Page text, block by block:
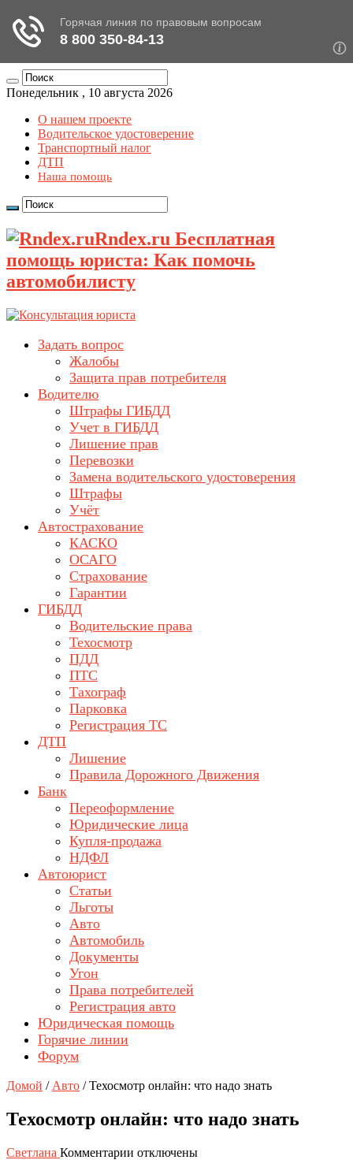
Понедельник , 10 августа 2026
О нашем проекте
Водительское удостоверение
Транспортный налог
ДТП
Наша помощь
Rndex.ru Бесплатная
помощь юриста: Как помочь
автомобилисту
Задать вопрос
Жалобы
Защита прав потребителя
Водителю
Штрафы ГИБДД
Учет в ГИБДД
Лишение прав
Перевозки
Замена водительского удостоверения
Штрафы
Учёт
Автострахование
КАСКО
ОСАГО
Страхование
Гарантии
ГИБДД
Водительские права
Техосмотр
ПДД
ПТС
Тахограф
Парковка
Регистрация ТС
ДТП
Лишение
Правила Дорожного Движения
Банк
Переоформление
Юридические лица
Купля-продажа
НДФЛ
Автоюрист
Статьи
Льготы
Авто
Автомобиль
Документы
Угон
Права потребителей
Регистрация авто
Юридическая помощь
Горячие линии
Форум
Домой / Авто / Техосмотр онлайн: что надо знать
Техосмотр онлайн: что надо знать
Светлана Комментарии котключены